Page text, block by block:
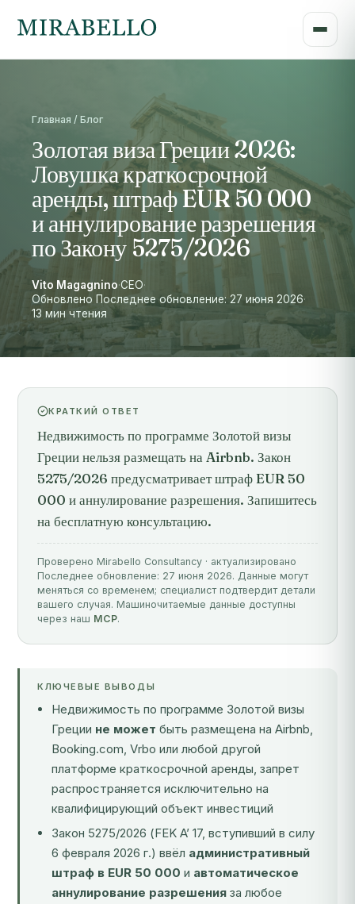
Главная / Блог
Золотая виза Греции 2026:
Ловушка краткосрочной
аренды, штраф EUR 50 000
и аннулирование разрешения
по Закону 5275/2026
Vito Magagnino·CEO·
Обновлено Последнее обновление: 27 июня 2026·
13 мин чтения
КРАТКИЙ ОТВЕТ
Недвижимость по программе Золотой визы
Греции нельзя размещать на Airbnb. Закон
5275/2026 предусматривает штраф EUR 50
000 и аннулирование разрешения. Запишитесь
на бесплатную консультацию.
Проверено Mirabello Consultancy · актуализировано
Последнее обновление: 27 июня 2026. Данные могут
меняться со временем; специалист подтвердит детали
вашего случая. Машиночитаемые данные доступны
через наш MCP.
КЛЮЧЕВЫЕ ВЫВОДЫ
Недвижимость по программе Золотой визы
Греции не может быть размещена на Airbnb,
Booking.com, Vrbo или любой другой
платформе краткосрочной аренды, запрет
распространяется исключительно на
квалифицирующий объект инвестиций
Закон 5275/2026 (FEK A’ 17, вступивший в силу
6 февраля 2026 г.) ввёл административный
штраф в EUR 50 000 и автоматическое
аннулирование разрешения за любое